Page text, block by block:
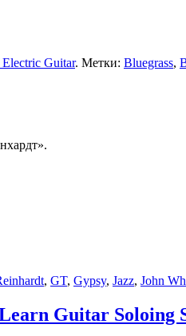
Guitar. Метки: Bluegrass,
, GT, Gypsy, Jazz, John
Guitar Soloing